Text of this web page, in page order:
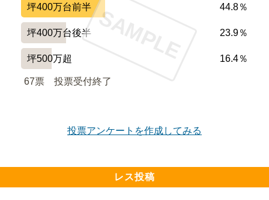
共用施設は不要と考えている層にとってはシンプルな共
用施設はメリット。
━━━━━━━━━━━━━━━━━━━
周辺環境について良い点、気になる点
ーメン激戦区と言えるくらいのラーメン店、個人経営の
その割に、人通りは多くなく静か。
坪400万台前半 44.8％
坪400万台後半 23.9％
坪500万超 16.4％
67票 投票受付終了
SAMPLE
投票アンケートを作成してみる
レス投稿